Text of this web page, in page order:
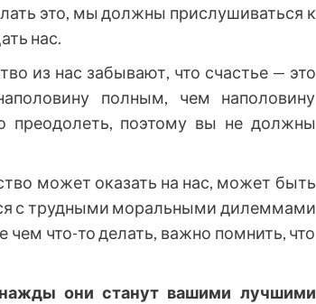
это, мы должны прислушиваться к
нас.
из нас забывают, что счастье — это
полным, чем наполовину
преодолеть, поэтому вы не должны
может оказать на нас, может быть
с трудными моральными дилеммами
что-то делать, важно помнить, что
они станут вашими лучшими